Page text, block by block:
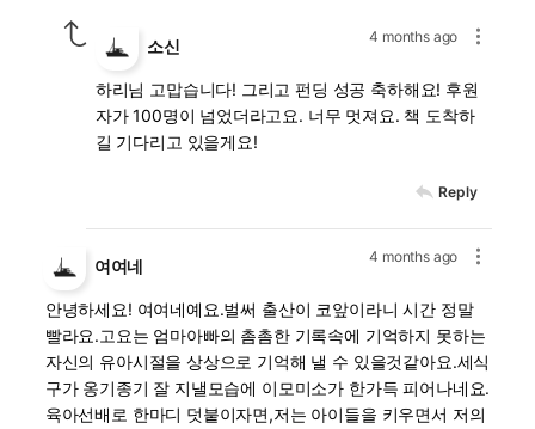
4 months ago
소신
하리님 고맙습니다! 그리고 펀딩 성공 축하해요! 후원
자가 100명이 넘었더라고요. 너무 멋져요. 책 도착하
길 기다리고 있을게요!
Reply
4 months ago
여여네
안녕하세요! 여여네예요.벌써 출산이 코앞이라니 시간 정말
빨라요.고요는 엄마아빠의 촘촘한 기록속에 기억하지 못하는
자신의 유아시절을 상상으로 기억해 낼 수 있을것같아요.세식
구가 옹기종기 잘 지낼모습에 이모미소가 한가득 피어나네요.
육아선배로 한마디 덧붙이자면,저는 아이들을 키우면서 저의